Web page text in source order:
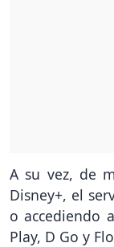
A su vez, de
Disney+, el
o accediendo
Play, D Go y